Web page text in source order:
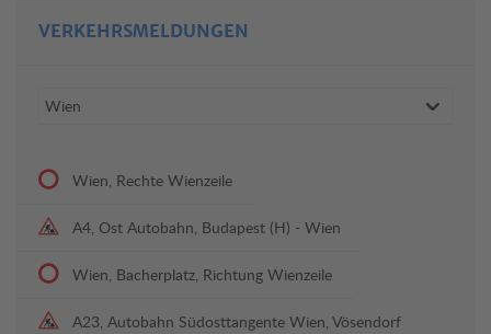
VERKEHRSMELDUNGEN
Wien, Rechte Wienzeile
A4, Ost Autobahn, Budapest (H) - Wien
Wien, Bacherplatz, Richtung Wienzeile
A23, Autobahn Südosttangente Wien, Vösendorf